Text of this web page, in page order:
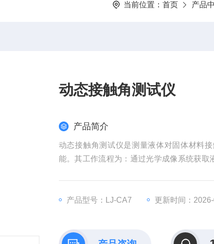
当前位置： 首页 产品
动态接触角测试仪
产品简介
动态接触角测试仪是测量液体对固体材料
能。其工作流程为：通过光学成像系统获
产品型号：LJ-CA7 更新时间：